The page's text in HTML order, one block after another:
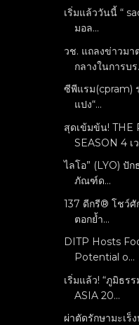
เริ่มแล้ววันนี้ “
มอล...
วช. แถลงข่าวมา
กลางในการบร
ซีพีแรม(cpram)
แปง“...
สุดเข้มข้น! THE
SEASON 4 เ
ไลโอ” (LYO) ปั
ภัณฑ์ด...
137 ดีกรี® โชว์
ตอกย้ำ...
DITP Hosts
Potential o...
เริ่มแล้ว! “ภูมิธร
ASIA 20...
ผ่าตัดรักษามะเร็